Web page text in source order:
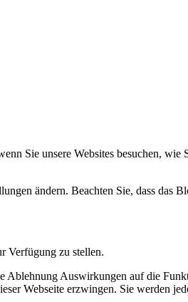
Sie unsere Websites besuchen, wie
ändern. Beachten Sie, dass das
Verfügung zu stellen.
Auswirkungen auf die
Webseite erzwingen. Sie werden